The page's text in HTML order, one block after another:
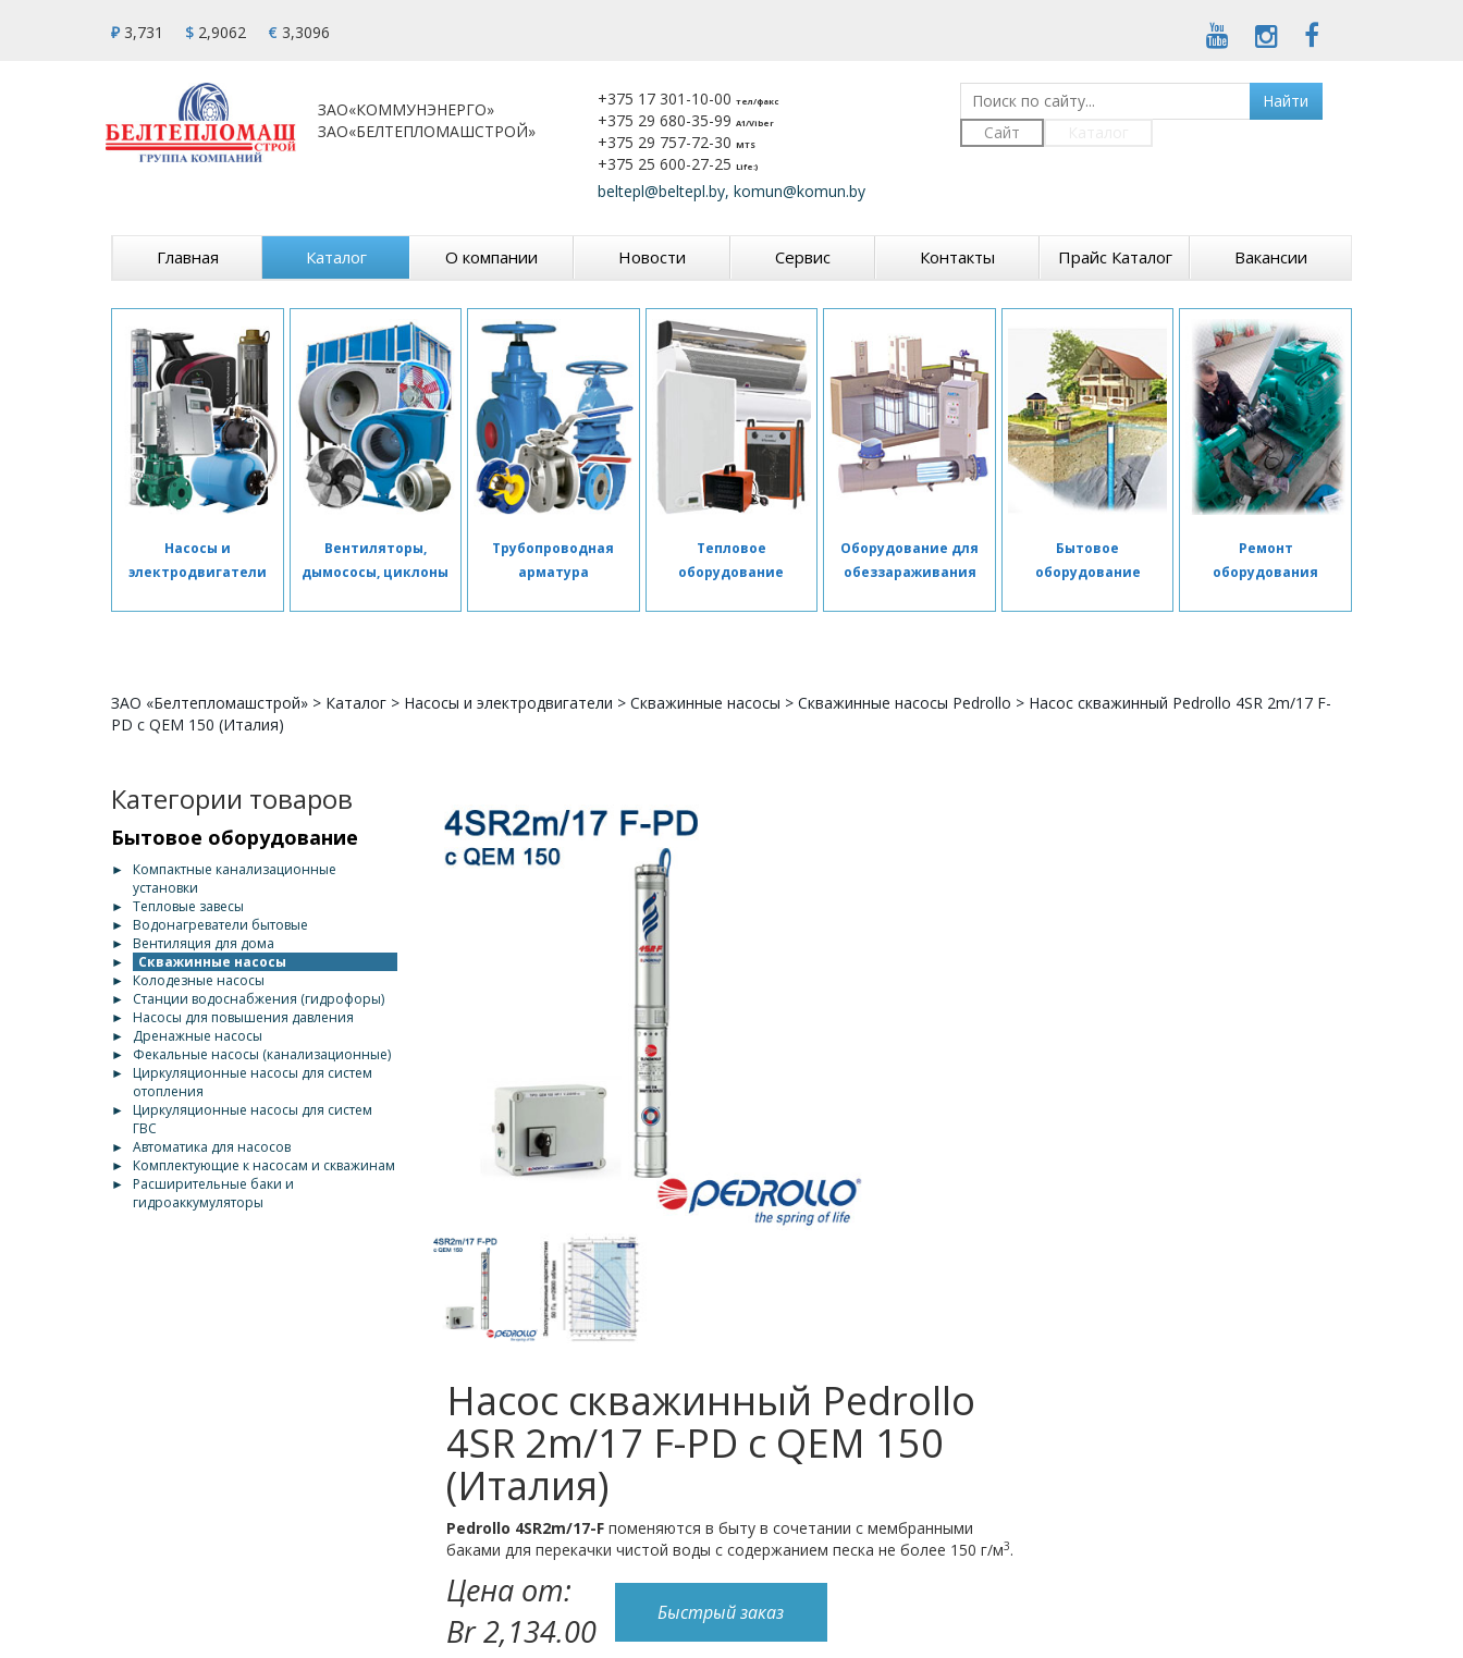
₽ 3,731 $ 2,9062 € 3,3096
ЗАО«КОММУНЭНЕРГО»
ЗАО«БЕЛТЕПЛОМАШСТРОЙ»
+375 17 301-10-00 тел/факс
+375 29 680-35-99 A1/Viber
+375 29 757-72-30 MTS
+375 25 600-27-25 Life:)
beltepl@beltepl.by, komun@komun.by
Найти
Сайт
Главная Каталог О компании Новости Сервис Контакты Прайс Каталог Вакансии
Насосы и
электродвигатели
Вентиляторы,
дымососы, циклоны
Трубопроводная
арматура
Тепловое
оборудование
Оборудование для
обеззараживания
Бытовое
оборудование
Ремонт
оборудования
ЗАО «Белтепломашстрой» > Каталог > Насосы и электродвигатели > Скважинные насосы > Скважинные насосы Pedrollo > Насос скважинный Pedrollo 4SR 2m/17 F-
PD с QEM 150 (Италия)
Категории товаров
Бытовое оборудование
►
Компактные канализационные
установки
► Тепловые завесы
►
Водонагреватели бытовые
►
Вентиляция для дома
►
Скважинные насосы
►
Колодезные насосы
►
Станции водоснабжения (гидрофоры)
►
Насосы для повышения давления
►
Дренажные насосы
►
Фекальные насосы (канализационные)
►
Циркуляционные насосы для систем
отопления
►
Циркуляционные насосы для систем
ГВС
► Автоматика для насосов
►
Комплектующие к насосам и скважинам
►
Расширительные баки и
гидроаккумуляторы
Насос скважинный Pedrollo
4SR 2m/17 F-PD с QEM 150
(Италия)
Pedrollo 4SR2m/17-Fпоменяются в быту в сочетании с мембранными
баками для перекачки чистой воды с содержанием песка не более 150 г/м3.
Цена от:
Br 2,134.00
Быстрый заказ